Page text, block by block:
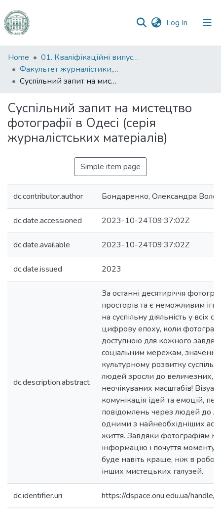
Log In (current)
Communities
&
Collections
Statistics
Home
01. Кваліфікаційні випускні роботи здобувачів вищої освіти
Факультет журналістики, реклами та видавничої справи
Суспільний запит на мистецтво фотографії в Одесі (серія журналістських матеріалів)
Суспільний запит на мистецтво
фотографії в Одесі (серія
журналістських матеріалів)
Simple item page
dc.contributor.author Бондаренко, Олександра
dc.date.accessioned 2023-10-24T09:37:02Z
dc.date.available 2023-10-24T09:37:02Z
dc.date.issued 2023
dc.description.abstract
За останні десятиріччя
просторів та є неможливим
на суспільну діяльність у всіх
цифрову епоху, коли
доступною для кожного
соціальним мережам, значення
культурному розвитку
людей зросли до величезних,
неочікуваних масштабів!
комунікація ідей та емоцій,
повідомлень через людей до
одними з найнеобхідніших
життя. Завдяки фотографіям
інформацію і почуття моменту,
буде навіть краще, ніж в
інших мистецьких галузей.
dc.identifier.uri https://dspace.onu.edu.ua/